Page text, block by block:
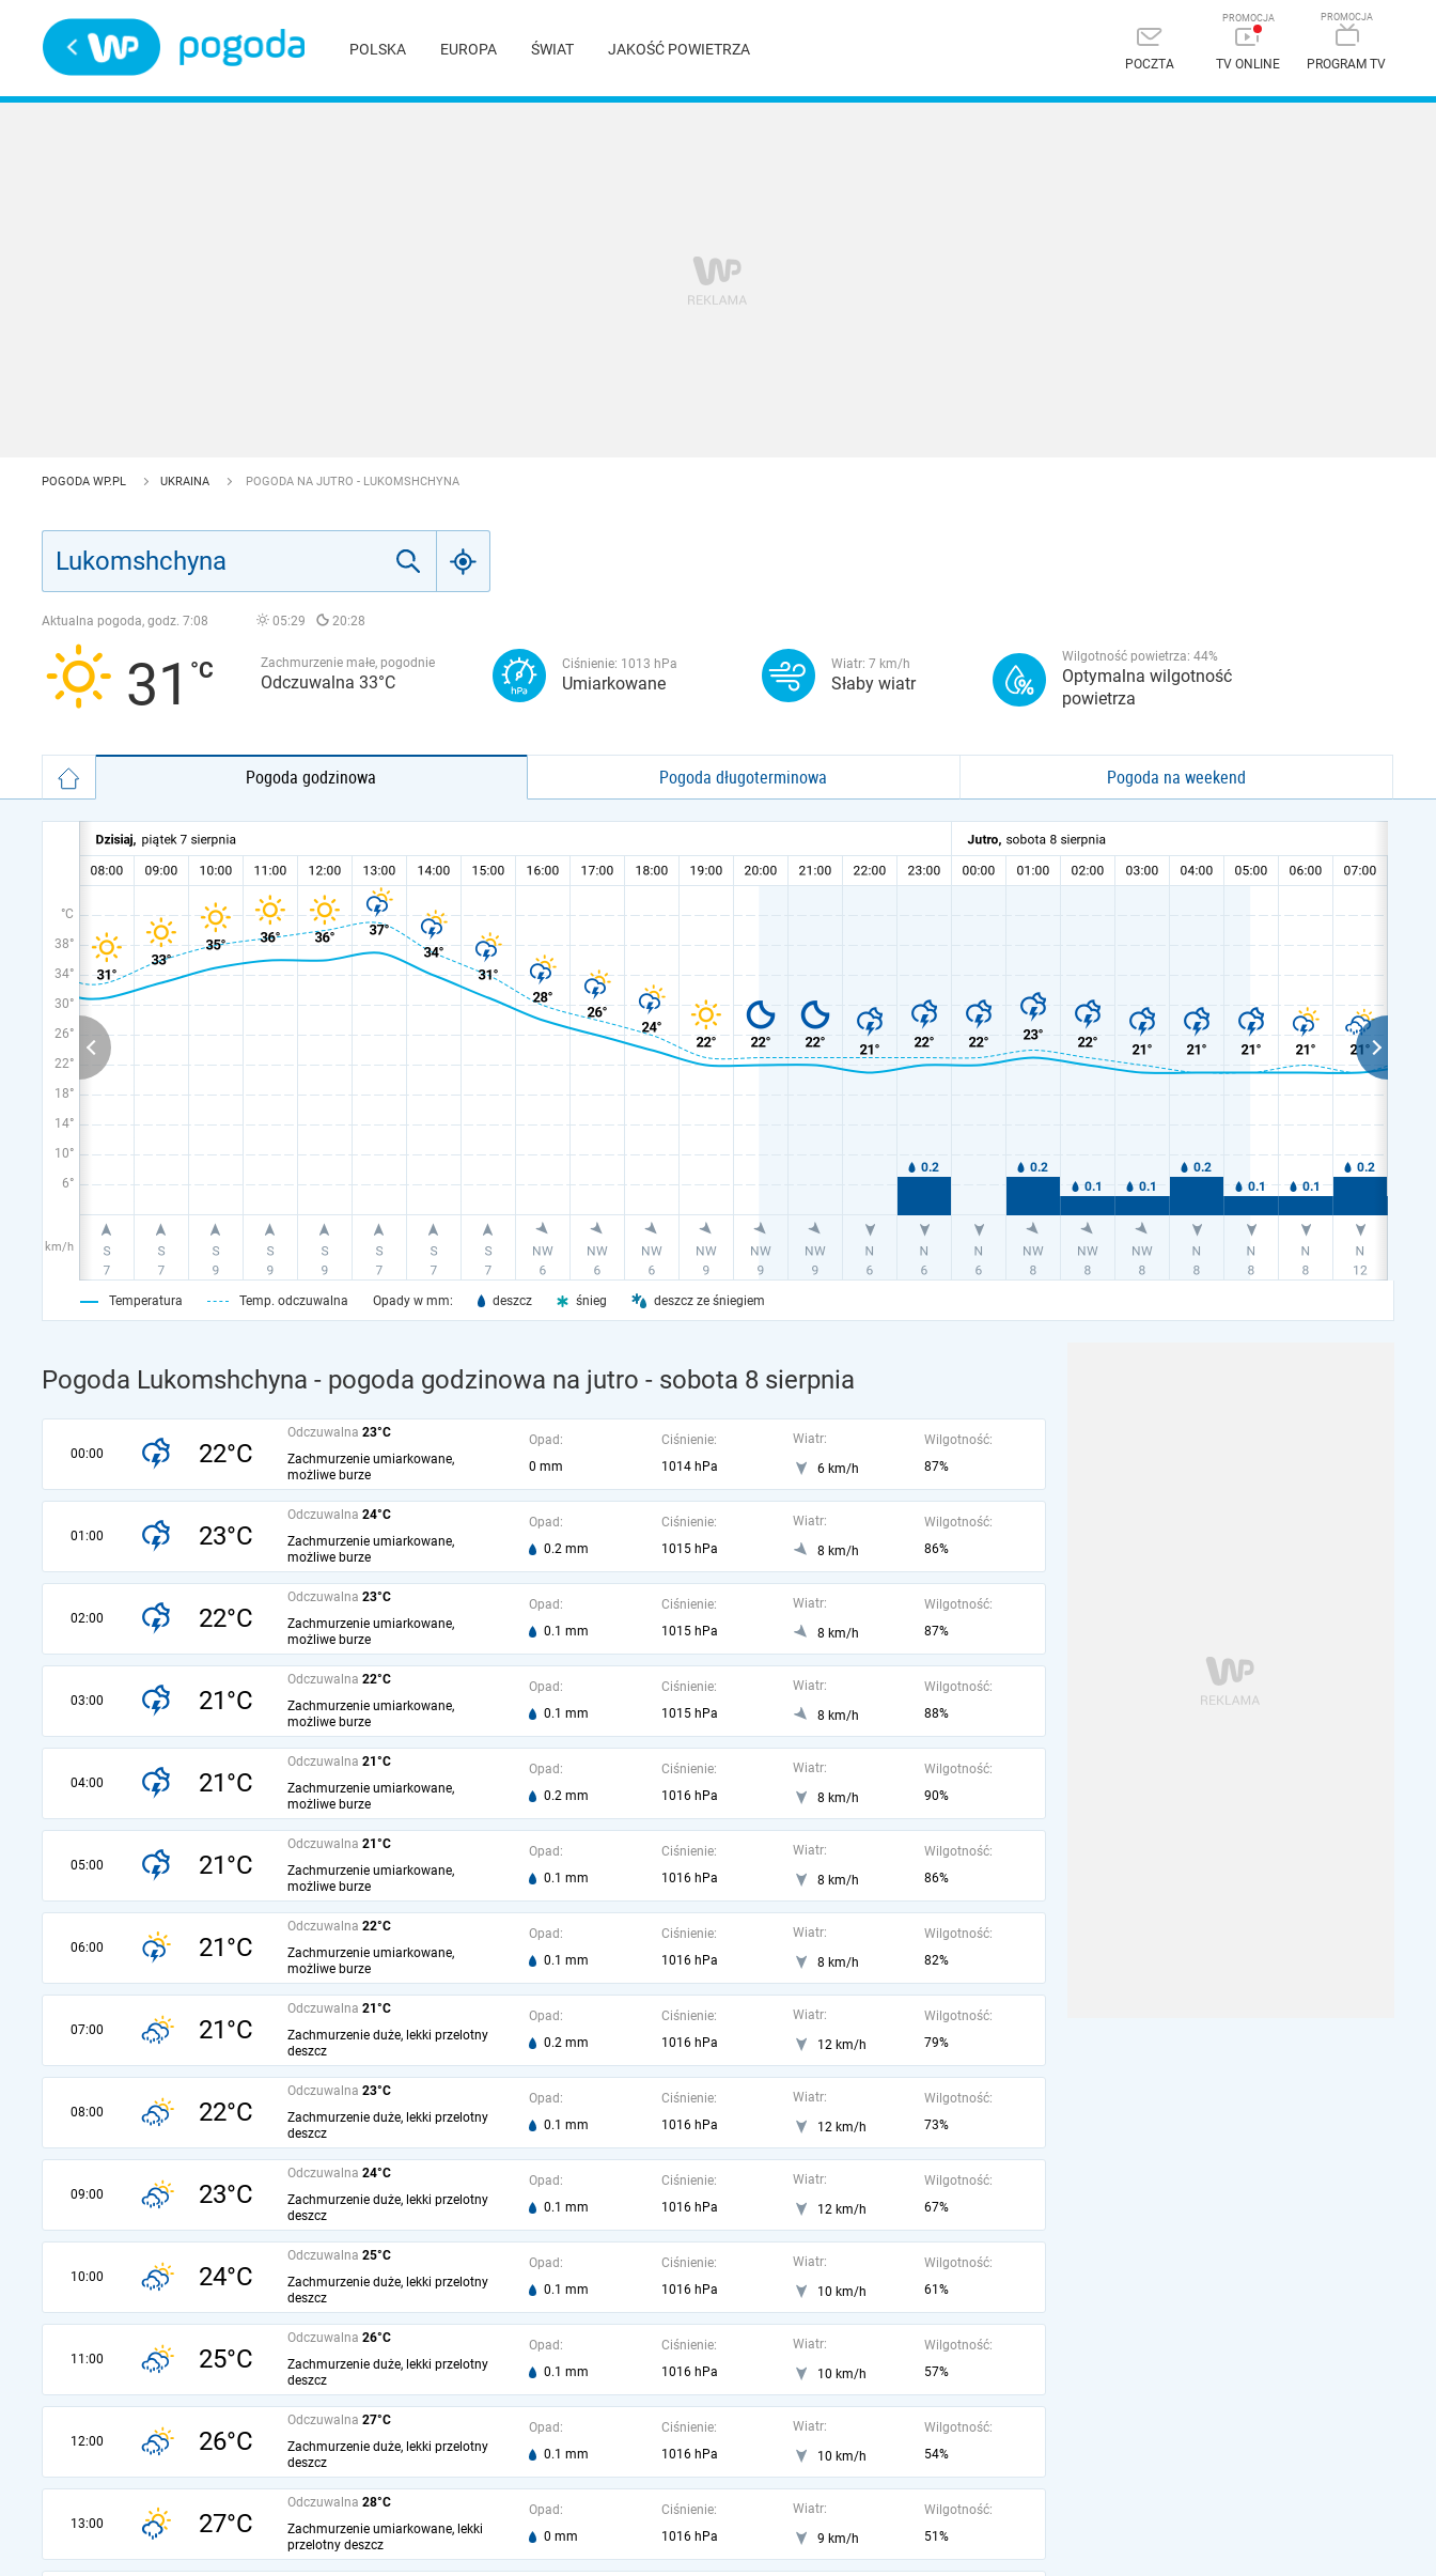
POLSKA EUROPA ŚWIAT JAKOŚĆ POWIETRZA
POCZTA TV ONLINE PROGRAM TV
POGODA WP.PL UKRAINA POGODA NA JUTRO - LUKOMSHCHYNA
Aktualna pogoda, godz. 7:08 05:29 20:28
31 Zachmurzenie małe, pogodnie
Odczuwalna 33°C
Ciśnienie: 1013 hPa
Umiarkowane
Wiatr: 7 km/h
Słaby wiatr
Wilgotność powietrza: 44%
Optymalna wilgotność
powietrza
Pogoda godzinowa Pogoda długoterminowa Pogoda na weekend
°C
38°
34°
30°
26°
22°
18°
14°
10°
6°
km/h
Temperatura Temp. odczuwalna Opady w mm: deszcz śnieg deszcz ze śniegiem
Pogoda Lukomshchyna - pogoda godzinowa na jutro - sobota 8 sierpnia
00:00 22°C
Odczuwalna 23°C
Zachmurzenie umiarkowane,
możliwe burze
Opad:
0 mm
Ciśnienie:
1014 hPa
Wiatr:
6 km/h
Wilgotność:
87%
01:00 23°C
Odczuwalna 24°C
Zachmurzenie umiarkowane,
możliwe burze
Opad:
0.2 mm
Ciśnienie:
1015 hPa
Wiatr:
8 km/h
Wilgotność:
86%
02:00 22°C
Odczuwalna 23°C
Zachmurzenie umiarkowane,
możliwe burze
Opad:
0.1 mm
Ciśnienie:
1015 hPa
Wiatr:
8 km/h
Wilgotność:
87%
03:00 21°C
Odczuwalna 22°C
Zachmurzenie umiarkowane,
możliwe burze
Opad:
0.1 mm
Ciśnienie:
1015 hPa
Wiatr:
8 km/h
Wilgotność:
88%
04:00 21°C
Odczuwalna 21°C
Zachmurzenie umiarkowane,
możliwe burze
Opad:
0.2 mm
Ciśnienie:
1016 hPa
Wiatr:
8 km/h
Wilgotność:
90%
05:00 21°C
Odczuwalna 21°C
Zachmurzenie umiarkowane,
możliwe burze
Opad:
0.1 mm
Ciśnienie:
1016 hPa
Wiatr:
8 km/h
Wilgotność:
86%
06:00 21°C
Odczuwalna 22°C
Zachmurzenie umiarkowane,
możliwe burze
Opad:
0.1 mm
Ciśnienie:
1016 hPa
Wiatr:
8 km/h
Wilgotność:
82%
07:00 21°C
Odczuwalna 21°C
Zachmurzenie duże, lekki przelotny
deszcz
Opad:
0.2 mm
Ciśnienie:
1016 hPa
Wiatr:
12 km/h
Wilgotność:
79%
08:00 22°C
Odczuwalna 23°C
Zachmurzenie duże, lekki przelotny
deszcz
Opad:
0.1 mm
Ciśnienie:
1016 hPa
Wiatr:
12 km/h
Wilgotność:
73%
09:00 23°C
Odczuwalna 24°C
Zachmurzenie duże, lekki przelotny
deszcz
Opad:
0.1 mm
Ciśnienie:
1016 hPa
Wiatr:
12 km/h
Wilgotność:
67%
10:00 24°C
Odczuwalna 25°C
Zachmurzenie duże, lekki przelotny
deszcz
Opad:
0.1 mm
Ciśnienie:
1016 hPa
Wiatr:
10 km/h
Wilgotność:
61%
11:00 25°C
Odczuwalna 26°C
Zachmurzenie duże, lekki przelotny
deszcz
Opad:
0.1 mm
Ciśnienie:
1016 hPa
Wiatr:
10 km/h
Wilgotność:
57%
12:00 26°C
Odczuwalna 27°C
Zachmurzenie duże, lekki przelotny
deszcz
Opad:
0.1 mm
Ciśnienie:
1016 hPa
Wiatr:
10 km/h
Wilgotność:
54%
13:00 27°C
Odczuwalna 28°C
Zachmurzenie umiarkowane, lekki
przelotny deszcz
Opad:
0 mm
Ciśnienie:
1016 hPa
Wiatr:
9 km/h
Wilgotność:
51%